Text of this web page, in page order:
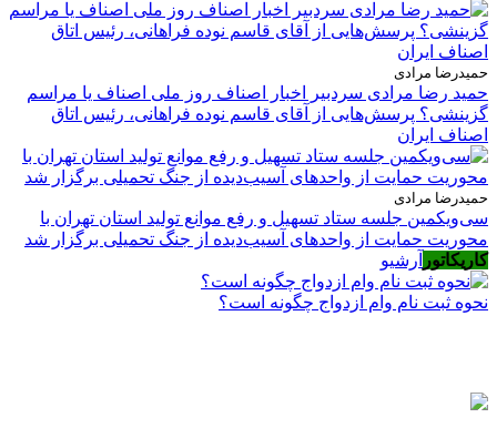
حمیدرضا مرادی
حمید رضا مرادی سردبیر اخبار اصناف روز ملی اصناف یا مراسم
گزینشی؟ پرسش‌هایی از آقای قاسم نوده فراهانی، رئیس اتاق
اصناف ایران
حمیدرضا مرادی
سی‌ویکمین جلسه ستاد تسهیل و رفع موانع تولید استان تهران با
محوریت حمایت از واحدهای آسیب‌دیده از جنگ تحمیلی برگزار شد
کاریکاتور آرشیو
نحوه ثبت نام وام ازدواج چگونه است؟